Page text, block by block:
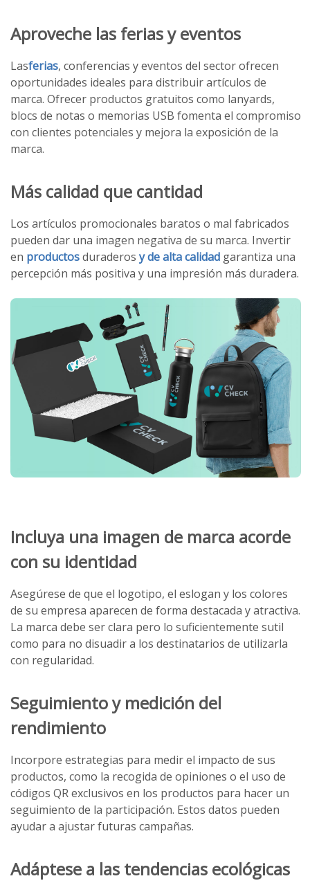
Aproveche las ferias y eventos
Lasferias, conferencias y eventos del sector ofrecen
oportunidades ideales para distribuir artículos de
marca. Ofrecer productos gratuitos como lanyards,
blocs de notas o memorias USB fomenta el compromiso
con clientes potenciales y mejora la exposición de la
marca.
Más calidad que cantidad
Los artículos promocionales baratos o mal fabricados
pueden dar una imagen negativa de su marca. Invertir
en productosduraderos y de alta calidad garantiza una
percepción más positiva y una impresión más duradera.
Incluya una imagen de marca acorde
con su identidad
Asegúrese de que el logotipo, el eslogan y los colores
de su empresa aparecen de forma destacada y atractiva.
La marca debe ser clara pero lo suficientemente sutil
como para no disuadir a los destinatarios de utilizarla
con regularidad.
Seguimiento y medición del
rendimiento
Incorpore estrategias para medir el impacto de sus
productos, como la recogida de opiniones o el uso de
códigos QR exclusivos en los productos para hacer un
seguimiento de la participación. Estos datos pueden
ayudar a ajustar futuras campañas.
Adáptese a las tendencias ecológicas